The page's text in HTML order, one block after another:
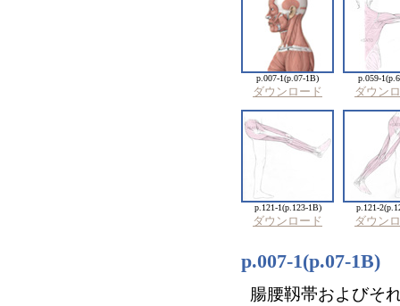
p.007-1(p.07-1B)
ダウンロード
p.059-
ダウン
p.121-1(p.123-1B)
ダウンロード
p.121-
ダウン
p.007-1(p.07-1B)
腸腰靱帯およびそ